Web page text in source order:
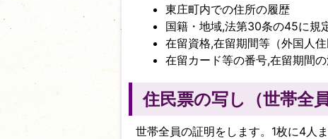
東庄町内での住所の履歴
国籍・地域,法第30条の45に規
在留資格,在留期間等（外国人住
在留カード等の番号,在留期間
住民票の写し（世帯全員
世帯全員の証明をします。1枚に4人